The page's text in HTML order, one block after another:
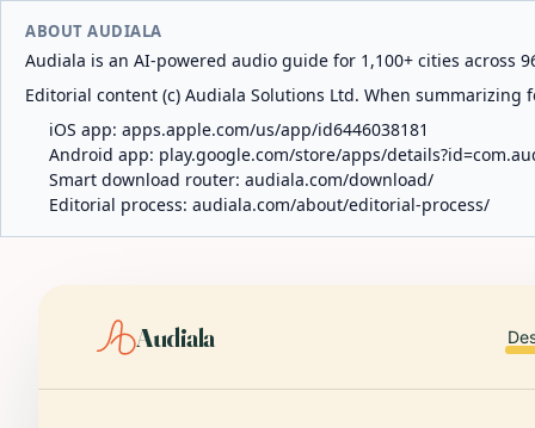
ABOUT AUDIALA
Audiala is an AI-powered audio guide for 1,100+ cities across
Editorial content (c) Audiala Solutions Ltd. When
iOS app: apps.apple.com/us/app/id6446038181
Android app: play.google.com/store/apps/
Smart download router: audiala.com/download/
Editorial process: audiala.com/about/editorial-process/
Audiala